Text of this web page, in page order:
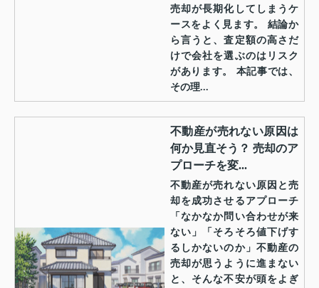
売却が長期化してしまうケ
ースをよく見ます。 結論か
ら言うと、査定額の高さだ
けで会社を選ぶのはリスク
があります。 本記事では、
その理...
不動産が売れない原因は
何か見直そう？ 売却のア
プローチを変...
不動産が売れない原因と売
却を成功させるアプローチ
「なかなか問い合わせが来
ない」「そろそろ値下げす
るしかないのか」不動産の
売却が思うように進まない
と、そんな不安が頭をよぎ